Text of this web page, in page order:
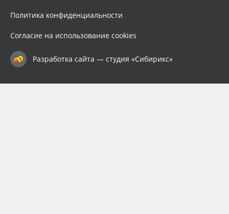
Политика конфиденциальности
Согласие на использование cookies
Разработка сайта — студия «Сибирикс»